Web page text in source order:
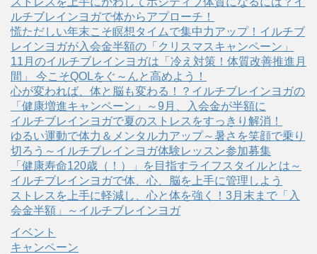
ルチブレインヨガで体からアプローチ！
慌ただしい年末こそ瞑想タイムで集中力アップ！イルチブ
レインヨガが入会金半額の「クリスマスキャンペーン」
11月のイルチブレインヨガは「冷え対策！体質改善推進月
間」 今こそQOLをぐ～んと高めよう！
心が変われば、体と脳も変わる！？イルチブレインヨガの
「健康増進キャンペーン」～9月、入会金が半額に
イルチブレインヨガで夏のストレスをすっきり解消！
ゆるい運動で体力＆メンタル力アップ～暑さを笑顔で乗り
切ろう～イルチブレインヨガ体験レッスン参加募集
「健康寿命120歳（！）」を目指すライフスタイルとは～
イルチブレインヨガで体、心、脳を上手に管理しよう
ストレスを上手に軽減し、心と体を強く！3月末まで「入
会金半額」～イルチブレインヨガ
イベント
キャンペーン